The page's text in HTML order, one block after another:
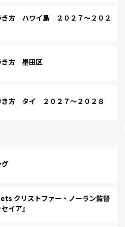
方 ハワイ島 ２０２７～２０２
き方 墨田区
方 タイ ２０２７～２０２８
クリストファー・ノーラン監督
イア』